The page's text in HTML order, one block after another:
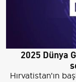
2025 Dünya
Hırvatistan'ın